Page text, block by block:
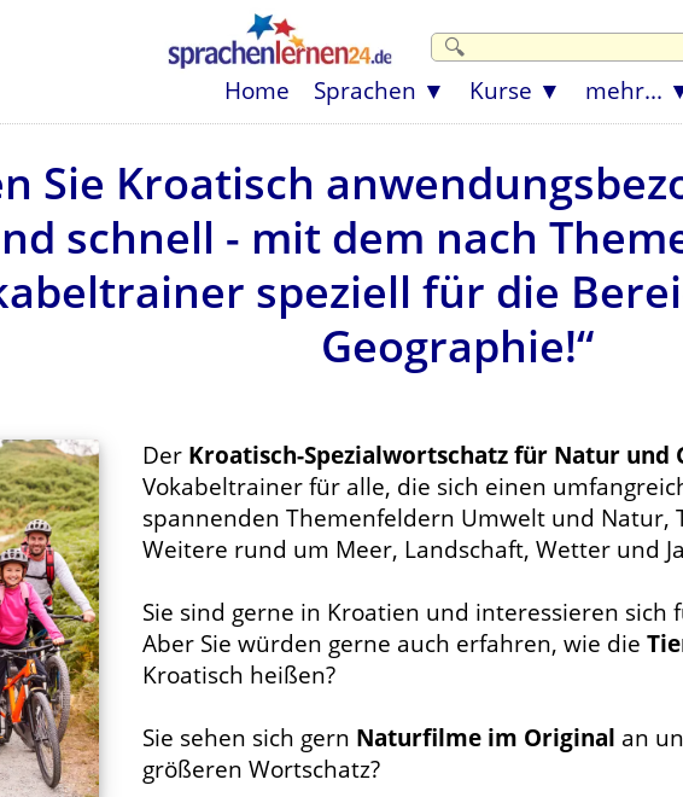
Home Sprachen Kurse mehr...
Sie Kroatisch
schnell - mit dem nach
speziell für die
Geographie!“
Der Kroatisch-Spezialwortschatz für Natur und
Vokabeltrainer für alle, die sich einen
spannenden Themenfeldern Umwelt und Natur,
Weitere rund um Meer, Landschaft, Wetter und
Sie sind gerne in Kroatien und interessieren sich
Aber Sie würden gerne auch erfahren, wie die
Kroatisch heißen?
Sie sehen sich gern Naturfilme im Original an
größeren Wortschatz?